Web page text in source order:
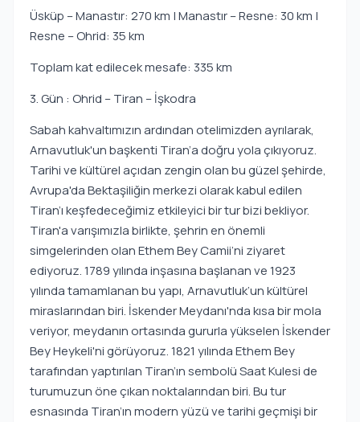
Üsküp – Manastır: 270 km | Manastır – Resne: 30 km |
Resne – Ohrid: 35 km
Toplam kat edilecek mesafe: 335 km
3. Gün : Ohrid – Tiran – İşkodra
Sabah kahvaltımızın ardından otelimizden ayrılarak,
Arnavutluk'un başkenti Tiran’a doğru yola çıkıyoruz.
Tarihi ve kültürel açıdan zengin olan bu güzel şehirde,
Avrupa'da Bektaşiliğin merkezi olarak kabul edilen
Tiran’ı keşfedeceğimiz etkileyici bir tur bizi bekliyor.
Tiran'a varışımızla birlikte, şehrin en önemli
simgelerinden olan Ethem Bey Camii’ni ziyaret
ediyoruz. 1789 yılında inşasına başlanan ve 1923
yılında tamamlanan bu yapı, Arnavutluk’un kültürel
miraslarından biri. İskender Meydanı'nda kısa bir mola
veriyor, meydanın ortasında gururla yükselen İskender
Bey Heykeli'ni görüyoruz. 1821 yılında Ethem Bey
tarafından yaptırılan Tiran’ın sembolü Saat Kulesi de
turumuzun öne çıkan noktalarından biri. Bu tur
esnasında Tiran’ın modern yüzü ve tarihi geçmişi bir